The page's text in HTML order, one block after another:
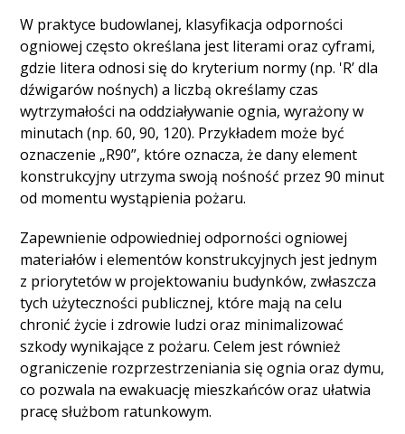
W praktyce budowlanej, klasyfikacja odporności
ogniowej często określana jest literami oraz cyframi,
gdzie litera odnosi się do kryterium normy (np. 'R’ dla
dźwigarów nośnych) a liczbą określamy czas
wytrzymałości na oddziaływanie ognia, wyrażony w
minutach (np. 60, 90, 120). Przykładem może być
oznaczenie „R90”, które oznacza, że dany element
konstrukcyjny utrzyma swoją nośność przez 90 minut
od momentu wystąpienia pożaru.
Zapewnienie odpowiedniej odporności ogniowej
materiałów i elementów konstrukcyjnych jest jednym
z priorytetów w projektowaniu budynków, zwłaszcza
tych użyteczności publicznej, które mają na celu
chronić życie i zdrowie ludzi oraz minimalizować
szkody wynikające z pożaru. Celem jest również
ograniczenie rozprzestrzeniania się ognia oraz dymu,
co pozwala na ewakuację mieszkańców oraz ułatwia
pracę służbom ratunkowym.